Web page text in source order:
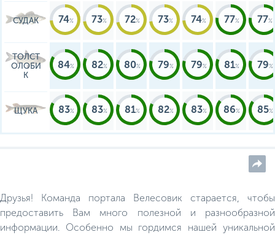
СУДАК 74 73 72 73 74 77 77
ТОЛСТ
ОЛОБИ
К
84 82 80 79 79 81 79
ЩУКА 83 83 81 82 83 86 85
Друзья! Команда портала Велесовик старается, чтобы
предоставить Вам много полезной и разнообразной
информации. Особенно мы гордимся нашей уникальной